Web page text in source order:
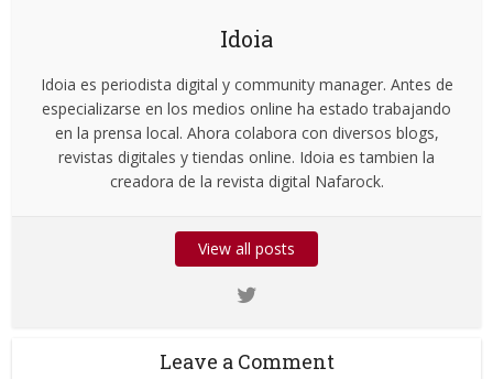
Idoia
Idoia es periodista digital y community manager. Antes de
especializarse en los medios online ha estado trabajando
en la prensa local. Ahora colabora con diversos blogs,
revistas digitales y tiendas online. Idoia es tambien la
creadora de la revista digital Nafarock.
View all posts
Leave a Comment